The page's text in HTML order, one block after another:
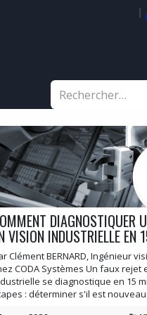
DIAGNOSTIQUER
VISION INDUSTRIELLE EN
Clément BERNARD, Ingénieur
CODA Systèmes Un faux rejet
se diagnostique en 15
: déterminer s'il est